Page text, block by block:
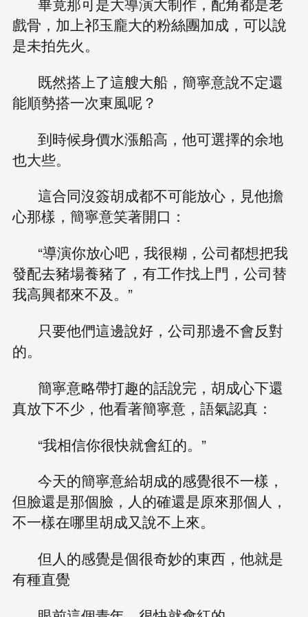
戲骨，加上祁玉龐大的粉絲團加成，可以說
是未拍先火。
既然搭上了這艘大船，簡寧意說不定還
能順勢搭一次東風呢？
到時候身價水漲船高，他可選擇的余地
也大些。
這合同沒簽胡成都不可能放心，見他擔
心那樣，簡寧意笑著開口：
“導演你放心吧，我很糊，公司都想把我
發配去豬場養豬了，有工作找上門，公司替
我高興都來不及。”
只要他們這邊說好，公司那邊不會反對
的。
簡寧意略帶打趣的話說完，胡成心下還
真放下不少，他看著簡寧意，語氣認真：
“我相信你很快就會紅的。”
今天的簡寧意給胡成的感覺很不一樣，
但臉還是那個臉，人的確還是原來那個人，
不一樣在哪里胡成又說不上來。
但人的感覺是個很奇妙的東西，他就是
有種直覺